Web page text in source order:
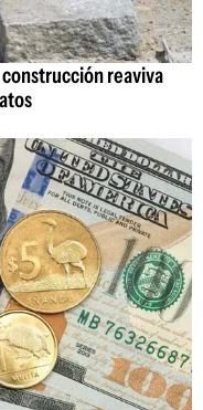
reaviva